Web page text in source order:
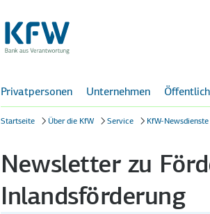
Privatpersonen Unternehmen
Startseite Über die KfW Service KfW-Newsdienste
Newsletter zu
Inlandsförderung